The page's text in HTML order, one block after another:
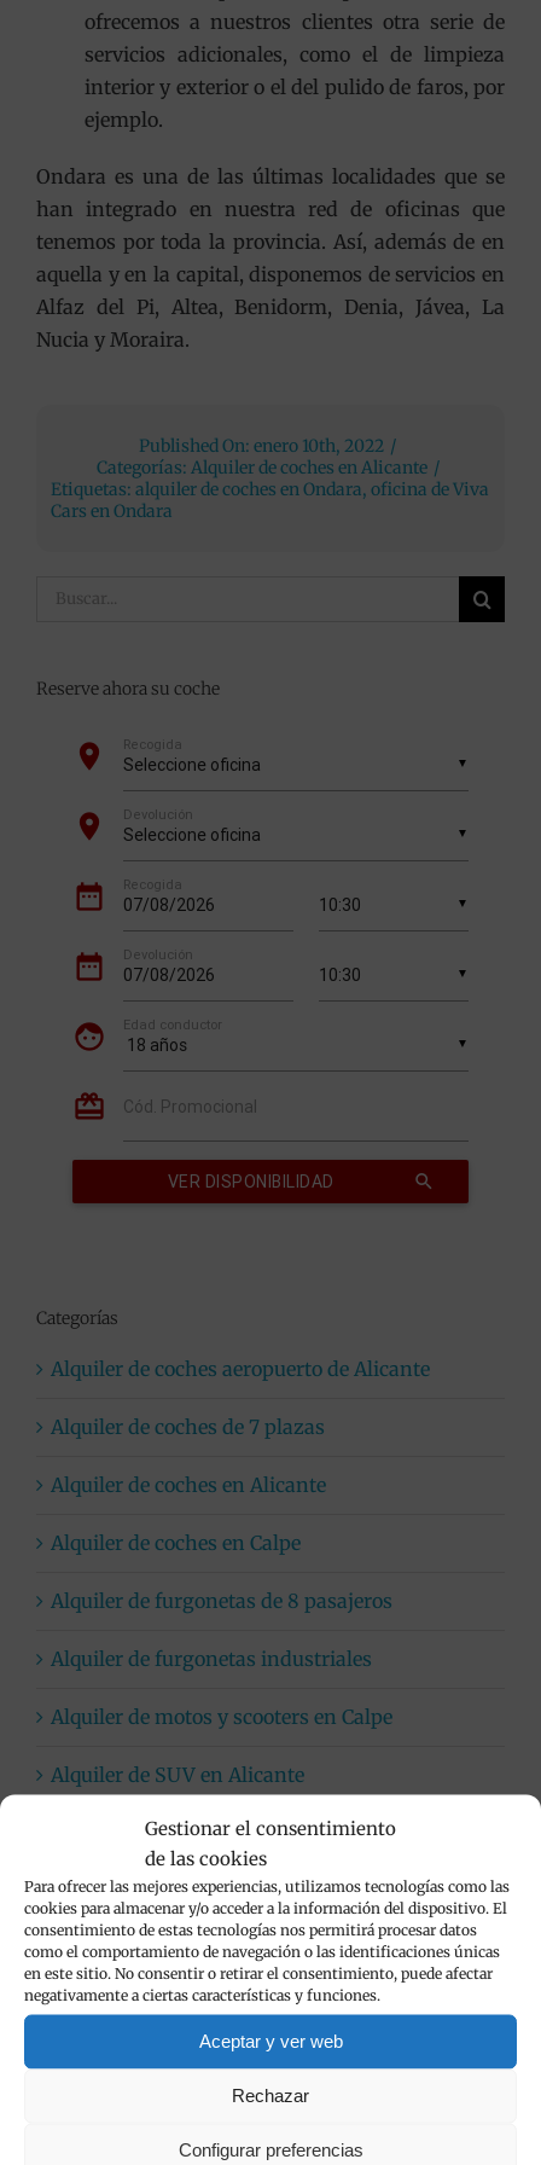
Gestionar el consentimiento
de las cookies
Para ofrecer las mejores experiencias, utilizamos tecnologías como las
cookies para almacenar y/o acceder a la información del dispositivo. El
consentimiento de estas tecnologías nos permitirá procesar datos
como el comportamiento de navegación o las identificaciones únicas
en este sitio. No consentir o retirar el consentimiento, puede afectar
negativamente a ciertas características y funciones.
Aceptar y ver web
Rechazar
Configurar preferencias
ofrecemos a nuestros clientes otra serie de
servicios adicionales, como el de limpieza
interior y exterior o el del pulido de faros, por
ejemplo.
Ondara es una de las últimas localidades que se
han integrado en nuestra red de oficinas que
tenemos por toda la provincia. Así, además de en
aquella y en la capital, disponemos de servicios en
Alfaz del Pi, Altea, Benidorm, Denia, Jávea, La
Nucia y Moraira.
Published On: enero 10th, 2022 /
Categorías: Alquiler de coches en Alicante /
Etiquetas: alquiler de coches en Ondara, oficina de Viva
Cars en Ondara
Buscar:
Reserve ahora su coche
Categorías
Alquiler de coches aeropuerto de Alicante
Alquiler de coches de 7 plazas
Alquiler de coches en Alicante
Alquiler de coches en Calpe
Alquiler de furgonetas de 8 pasajeros
Alquiler de furgonetas industriales
Alquiler de motos y scooters en Calpe
Alquiler de SUV en Alicante
Coches automáticos
Flota de vehículos de alquiler
Limpieza de vehículos
Viva Cars